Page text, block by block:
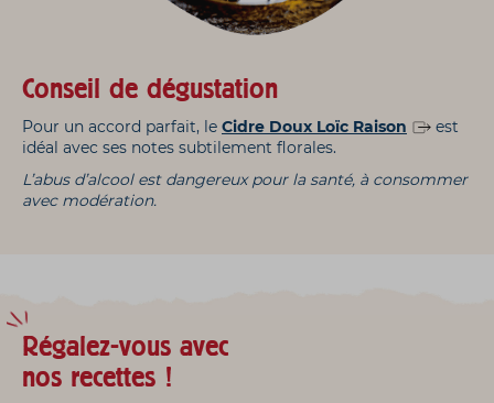
Conseil de dégustation
Pour un accord parfait, le Cidre Doux Loïc Raison
est
idéal avec ses notes subtilement florales.
L’abus d’alcool est dangereux pour la santé, à consommer
avec modération.
Régalez-vous avec
nos recettes !